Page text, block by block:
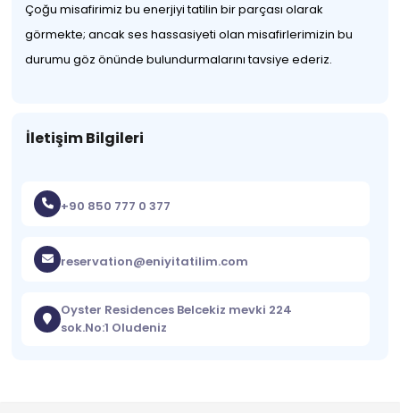
Çoğu misafirimiz bu enerjiyi tatilin bir parçası olarak
görmekte; ancak ses hassasiyeti olan misafirlerimizin bu
durumu göz önünde bulundurmalarını tavsiye ederiz.
İletişim Bilgileri
+90 850 777 0 377
reservation@eniyitatilim.com
Oyster Residences Belcekiz mevki 224
sok.No:1 Oludeniz